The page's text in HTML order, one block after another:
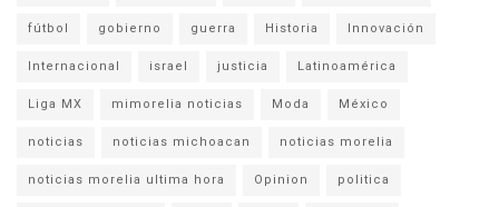
fútbol gobierno guerra Historia Innovación
Internacional israel justicia Latinoamérica
Liga MX mimorelia noticias Moda México
noticias noticias michoacan noticias morelia
noticias morelia ultima hora Opinion politica